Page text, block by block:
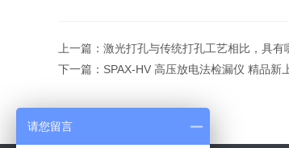
上一篇： 激光打孔与传统打孔工艺相比，具有
下一篇： SPAX-HV 高压放电法检漏仪 精品新
请您留言